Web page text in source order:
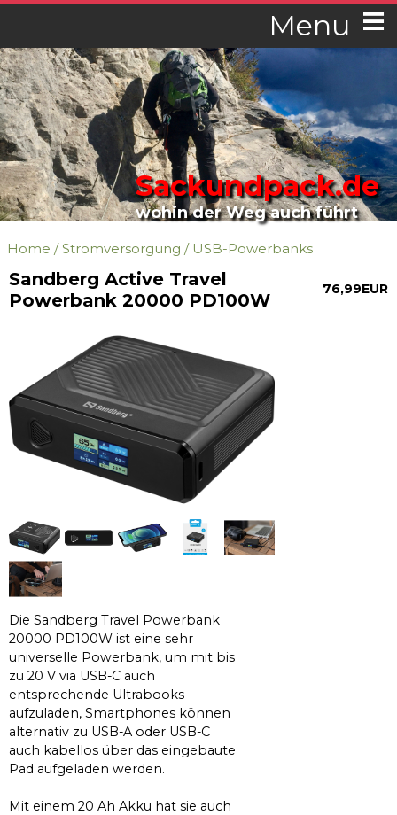
Menu
Sackundpack.de
wohin der Weg auch führt
Home /Stromversorgung / USB-Powerbanks
76,99EUR
Sandberg Active Travel
Powerbank 20000 PD100W
Die Sandberg Travel Powerbank
20000 PD100W ist eine sehr
universelle Powerbank, um mit bis
zu 20 V via USB-C auch
entsprechende Ultrabooks
aufzuladen, Smartphones können
alternativ zu USB-A oder USB-C
auch kabellos über das eingebaute
Pad aufgeladen werden.
Mit einem 20 Ah Akku hat sie auch